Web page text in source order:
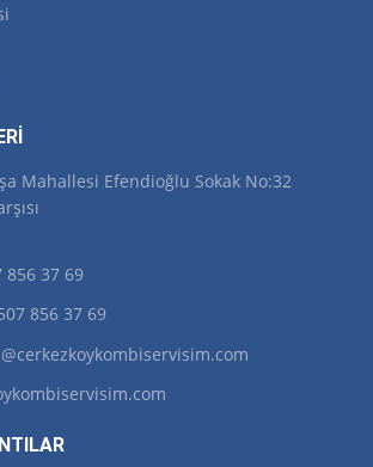
Mahallesi Efendioğlu Sokak No:32
856 37 69
856 37 69